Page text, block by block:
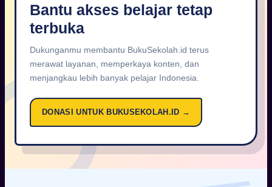
Bantu akses belajar tetap
terbuka
Dukunganmu membantu BukuSekolah.id terus
merawat layanan, memperkaya konten, dan
menjangkau lebih banyak pelajar Indonesia.
DONASI UNTUK BUKUSEKOLAH.ID →